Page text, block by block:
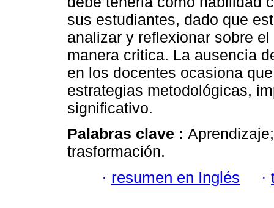
sus estudiantes, dado que
analizar y reflexionar sobre
manera critica. La ausencia
en los docentes ocasiona
estrategias metodológicas,
significativo.
Palabras clave :
trasformación.
· resumen en Inglés ·